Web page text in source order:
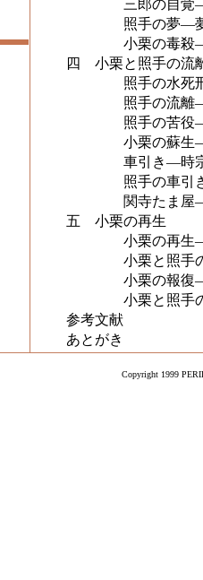
三郎の自覚―
照手の夢―夢
小栗の毒殺―横
四 小栗と照手の流
照手の水死刑
照手の流離―道
照手の苦役―
小栗の蘇生―餓
車引き―時宗
照手の車引き―
関寺たま屋―タ
五 小栗の再生
小栗の再生―
小栗と照手の
小栗の報復―語
小栗と照手の往
参考文献
あとがき
Copyright 1999